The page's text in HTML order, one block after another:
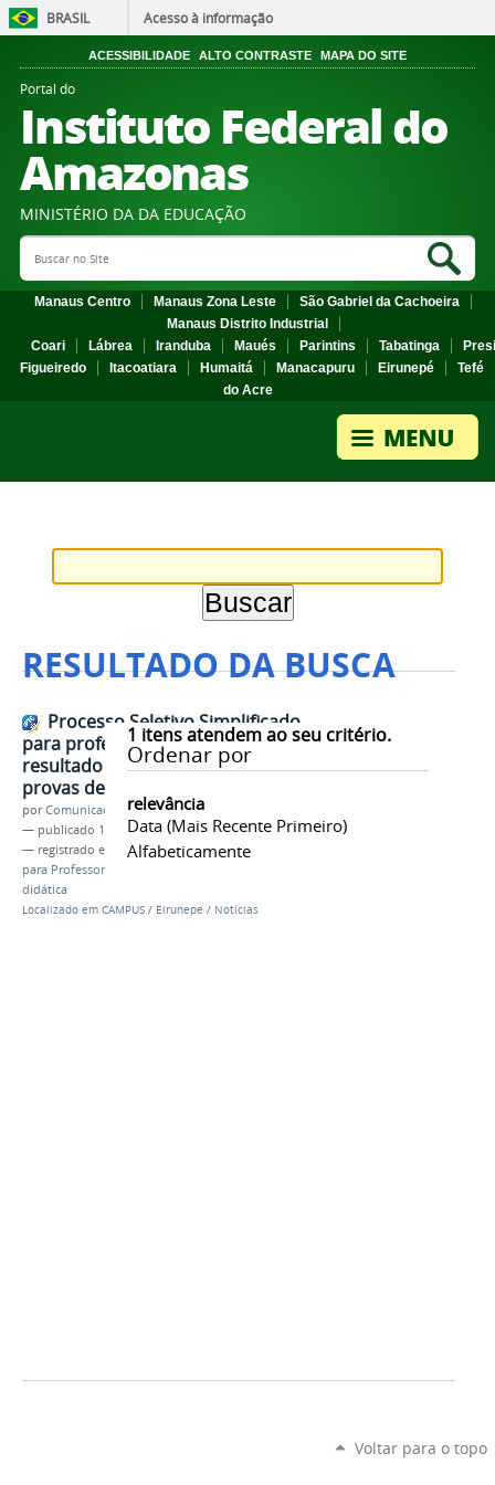
BRASIL Acesso à informação
ACESSIBILIDADE ALTO CONTRASTE MAPA DO SITE
Portal do
Instituto Federal do
Amazonas
MINISTÉRIO DA DA EDUCAÇÃO
Search Site
Manaus Centro Manaus Zona Leste
São Gabriel da Cachoeira
Manaus Distrito Industrial
Coari
Lábrea Iranduba Maués Parintins Tabatinga
Figueiredo
Itacoatiara Humaitá Manacapuru Eirunepé
Tefé
do Acre
RESULTADO DA BUSCA
1 itens atendem ao seu critério.
Ordenar por
relevância
Data (mais Recente Primeiro)
Alfabeticamente
Processo Seletivo Simplificado
para professor substituto:
resultado do sorteio para as
provas de desempenho didático
porComunicação-Eirunepé
— publicado 17/06/2016
— registrado em:
Processo Seletivo Simplificado
para Professor Substituto
didática
Localizado em CAMPUS / Eirunepe / Notícias
Voltar para o topo